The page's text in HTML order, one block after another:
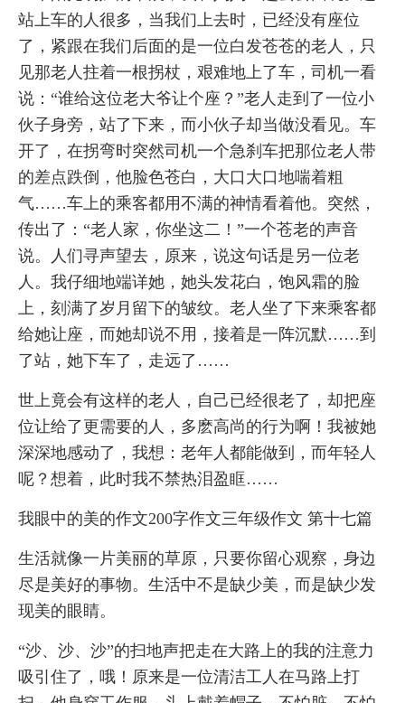
站上车的人很多，当我们上去时，已经没有座位
了，紧跟在我们后面的是一位白发苍苍的老人，只
见那老人拄着一根拐杖，艰难地上了车，司机一看
说：“谁给这位老大爷让个座？”老人走到了一位小
伙子身旁，站了下来，而小伙子却当做没看见。车
开了，在拐弯时突然司机一个急刹车把那位老人带
的差点跌倒，他脸色苍白，大口大口地喘着粗
气……车上的乘客都用不满的神情看着他。突然，
传出了：“老人家，你坐这二！”一个苍老的声音
说。人们寻声望去，原来，说这句话是另一位老
人。我仔细地端详她，她头发花白，饱风霜的脸
上，刻满了岁月留下的皱纹。老人坐了下来乘客都
给她让座，而她却说不用，接着是一阵沉默……到
了站，她下车了，走远了……
世上竟会有这样的老人，自己已经很老了，却把座
位让给了更需要的人，多麽高尚的行为啊！我被她
深深地感动了，我想：老年人都能做到，而年轻人
呢？想着，此时我不禁热泪盈眶……
我眼中的美的作文200字作文三年级作文 第十七篇
生活就像一片美丽的草原，只要你留心观察，身边
尽是美好的事物。生活中不是缺少美，而是缺少发
现美的眼睛。
“沙、沙、沙”的扫地声把走在大路上的我的注意力
吸引住了，哦！原来是一位清洁工人在马路上打